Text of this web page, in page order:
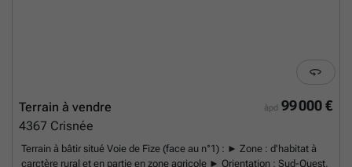
àpd 99 000 €
Terrain à vendre
4367 Crisnée
Terrain à bâtir situé Voie de Fize (face au n°1) : ► Zone : d'habitat à
carctère rural et en partie en zone agricole ► Orientation : Sud-Ouest,